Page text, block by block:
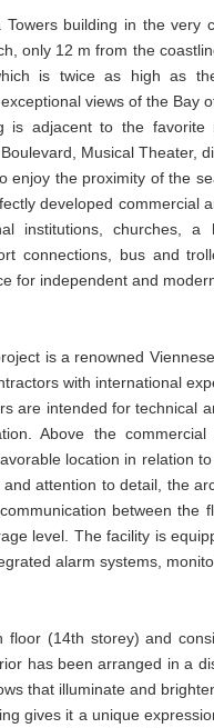
building in the very
only 12 m from the
is twice as high as
views of the Bay
is adjacent to the
Musical Theater,
enjoy the proximity of the
developed commercial
institutions, churches,
connections, bus and
for independent and
is a renowned
with international
are intended for technical
Above the
location in relation
attention to detail, the
between the
level. The facility is
alarm systems,
(14th storey) and
has been arranged in a
that illuminate and
gives it a unique